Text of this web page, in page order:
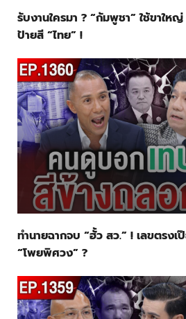
รับงานใครมา ? “กัมพูชา” ใช้ขาให
ป้ายสี “ไทย” !
ทำนายฉากจบ “ฮั้ว สว.” ! เลขตรงเ
“โพยพิศวง” ?